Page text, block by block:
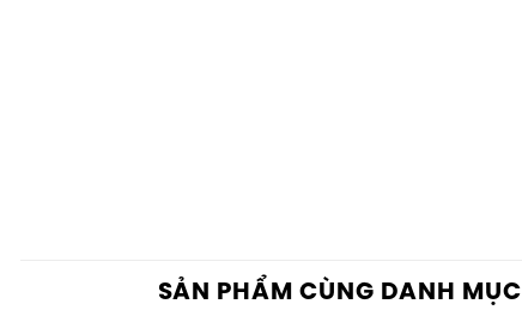
SẢN PHẨM CÙNG DANH MỤC